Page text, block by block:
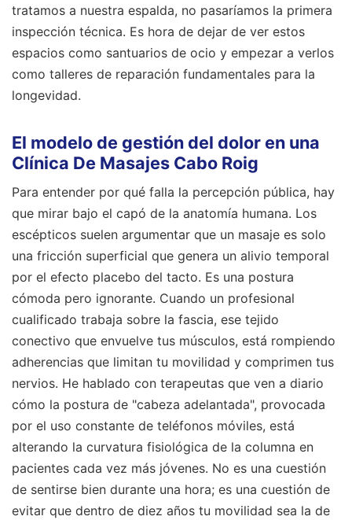
tratamos a nuestra espalda, no pasaríamos la primera
inspección técnica. Es hora de dejar de ver estos
espacios como santuarios de ocio y empezar a verlos
como talleres de reparación fundamentales para la
longevidad.
El modelo de gestión del dolor en una
Clínica De Masajes Cabo Roig
Para entender por qué falla la percepción pública, hay
que mirar bajo el capó de la anatomía humana. Los
escépticos suelen argumentar que un masaje es solo
una fricción superficial que genera un alivio temporal
por el efecto placebo del tacto. Es una postura
cómoda pero ignorante. Cuando un profesional
cualificado trabaja sobre la fascia, ese tejido
conectivo que envuelve tus músculos, está rompiendo
adherencias que limitan tu movilidad y comprimen tus
nervios. He hablado con terapeutas que ven a diario
cómo la postura de "cabeza adelantada", provocada
por el uso constante de teléfonos móviles, está
alterando la curvatura fisiológica de la columna en
pacientes cada vez más jóvenes. No es una cuestión
de sentirse bien durante una hora; es una cuestión de
evitar que dentro de diez años tu movilidad sea la de